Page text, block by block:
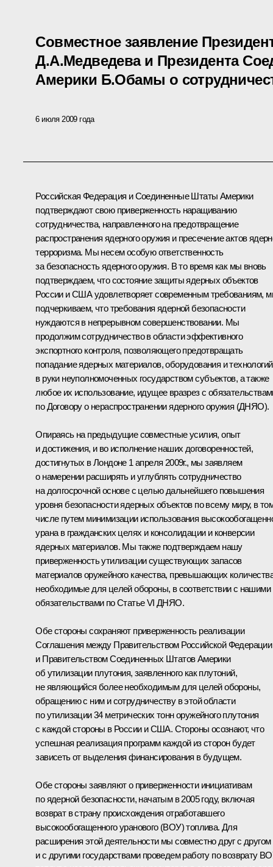
Совместное заявление
Д.А.Медведева и Президента
Америки Б.Обамы о
6 июля 2009 года
Российская Федерация и Соединенные Штаты Америки
подтверждают свою приверженность наращиванию
сотрудничества, направленного на предотвращение
распространения ядерного оружия и пресечение актов
терроризма. Мы несем особую ответственность
за безопасность ядерного оружия. В то время как мы вновь
подтверждаем, что состояние защиты ядерных объектов
России и США удовлетворяет современным требованиям,
подчеркиваем, что требования ядерной безопасности
нуждаются в непрерывном совершенствовании. Мы
продолжим сотрудничество в области эффективного
экспортного контроля, позволяющего предотвращать
попадание ядерных материалов, оборудования и технологий
в руки неуполномоченных государством субъектов, а также
любое их использование, идущее вразрез с
по Договору о нераспространении ядерного оружия (ДНЯО).
Опираясь на предыдущие совместные усилия, опыт
и достижения, и во исполнение наших договоренностей,
достигнутых в Лондоне 1 апреля 2009г., мы заявляем
о намерении расширять и углублять сотрудничество
на долгосрочной основе с целью дальнейшего повышения
уровня безопасности ядерных объектов по всему миру, в
числе путем минимизации использования
урана в гражданских целях и консолидации и конверсии
ядерных материалов. Мы также подтверждаем нашу
приверженность утилизации существующих запасов
материалов оружейного качества, превышающих
необходимые для целей обороны, в соответствии с нашими
обязательствами по Статье VI ДНЯО.
Обе стороны сохраняют приверженность реализации
Соглашения между Правительством Российской Федерации
и Правительством Соединенных Штатов Америки
об утилизации плутония, заявленного как плутоний,
не являющийся более необходимым для целей обороны,
обращению с ним и сотрудничеству в этой области
по утилизации 34 метрических тонн оружейного плутония
с каждой стороны в России и США. Стороны осознают, что
успешная реализация программ каждой из сторон будет
зависеть от выделения финансирования в будущем.
Обе стороны заявляют о приверженности инициативам
по ядерной безопасности, начатым в 2005 году, включая
возврат в страну происхождения отработавшего
высокообогащенного уранового (ВОУ) топлива. Для
расширения этой деятельности мы совместно друг с другом
и с другими государствами проведем работу по возврату